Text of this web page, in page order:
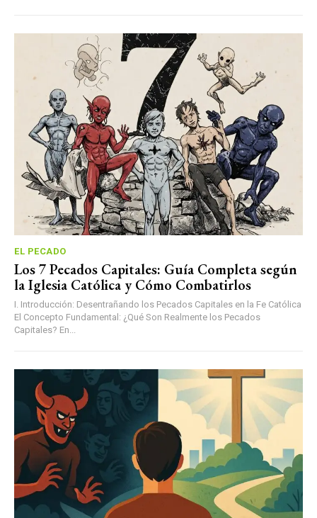
EL PECADO
Los 7 Pecados Capitales: Guía Completa según
la Iglesia Católica y Cómo Combatirlos
I. Introducción: Desentrañando los Pecados Capitales en la Fe Católica
El Concepto Fundamental: ¿Qué Son Realmente los Pecados
Capitales? En...